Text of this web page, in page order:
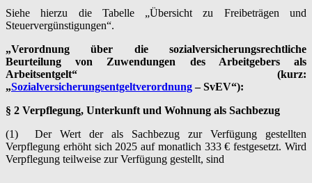
Siehe hierzu die Tabelle „Übersicht zu Freibeträgen und
Steuervergünstigungen“.
„Verordnung über die sozialversicherungsrechtliche
Beurteilung von Zuwendungen des Arbeitgebers als
Arbeitsentgelt“ (kurz:
„Sozialversicherungsentgeltverordnung– SvEV“):
§ 2 Verpflegung, Unterkunft und Wohnung als Sachbezug
(1) Der Wert der als Sachbezug zur Verfügung gestellten
Verpflegung erhöht sich 2025 auf monatlich 333 € festgesetzt. Wird
Verpflegung teilweise zur Verfügung gestellt, sind